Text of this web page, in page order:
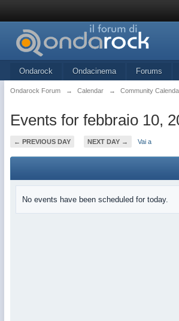
Ondarock Ondacinema Forums
Ondarock Forum → Calendar → Community
Events for febbraio 10,
← PREVIOUS DAY NEXT DAY → Vai a
No events have been scheduled for today.